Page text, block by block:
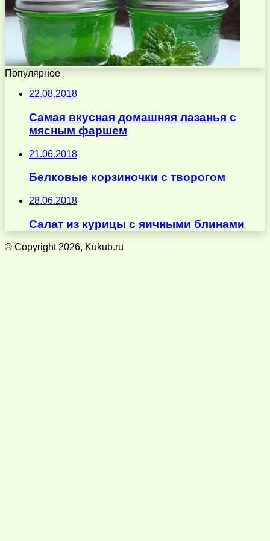
Популярное
22.08.2018
Самая вкусная домашняя лазанья с
мясным фаршем
21.06.2018
Белковые корзиночки с творогом
28.06.2018
Cалат из курицы с яичными блинами
© Copyright 2026, Kukub.ru